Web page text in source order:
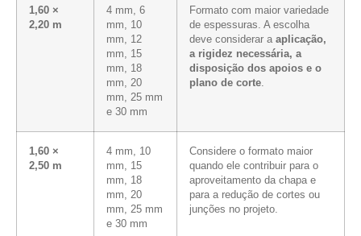
1,60 ×
2,20 m
4 mm, 6
mm, 10
mm, 12
mm, 15
mm, 18
mm, 20
mm, 25 mm
e 30 mm
Formato com maior variedade
de espessuras. A escolha
deve considerar a aplicação,
a rigidez necessária, a
disposição dos apoios e o
plano de corte.
1,60 ×
2,50 m
4 mm, 10
mm, 15
mm, 18
mm, 20
mm, 25 mm
e 30 mm
Considere o formato maior
quando ele contribuir para o
aproveitamento da chapa e
para a redução de cortes ou
junções no projeto.